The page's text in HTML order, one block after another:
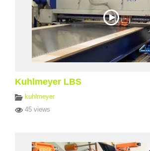
Kuhlmeyer LBS
kuhlmeyer
45 views